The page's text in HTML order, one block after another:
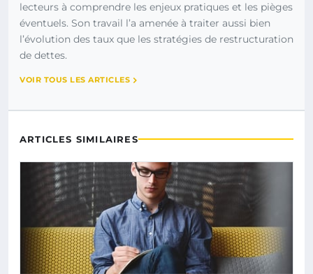
lecteurs à comprendre les enjeux pratiques et les pièges
éventuels. Son travail l’a amenée à traiter aussi bien
l’évolution des taux que les stratégies de restructuration
de dettes.
VOIR TOUS LES ARTICLES
ARTICLES SIMILAIRES